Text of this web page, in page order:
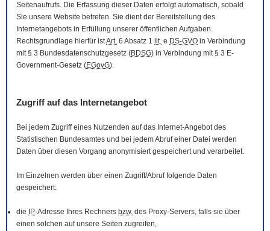
Seitenaufrufs. Die Erfassung dieser Daten erfolgt automatisch, sobald
Sie unsere Website betreten. Sie dient der Bereitstellung des
Internetangebots in Erfüllung unserer öffentlichen Aufgaben.
Rechtsgrundlage hierfür istArt. 6 Absatz 1 lit. e DS-GVO in Verbindung
mit § 3 Bundesdatenschutzgesetz (BDSG) in Verbindung mit § 3 E-
Government-Gesetz (EGovG).
Zugriff auf das Internetangebot
Bei jedem Zugriff eines Nutzenden auf das Internet-Angebot des
Statistischen Bundesamtes und bei jedem Abruf einer Datei werden
Daten über diesen Vorgang anonymisiert gespeichert und verarbeitet.
Im Einzelnen werden über einen Zugriff/Abruf folgende Daten
gespeichert:
die IP-Adresse Ihres Rechners bzw. des Proxy-Servers, falls sie über
einen solchen auf unsere Seiten zugreifen,